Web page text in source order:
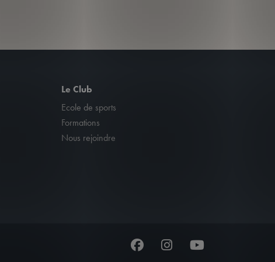
Le Club
Ecole de sports
Formations
Nous rejoindre